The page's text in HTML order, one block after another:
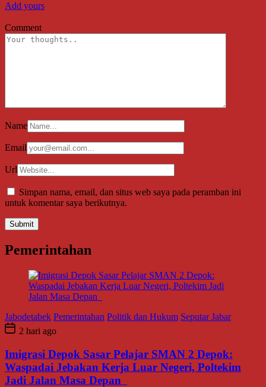
Add yours
Comment
Name
Email
Url
Simpan nama, email, dan situs web saya pada peramban ini
untuk komentar saya berikutnya.
Pemerintahan
Jabodetabek Pemerintahan Politik dan Hukum Seputar Jabar
2 hari ago
Imigrasi Depok Sasar Pelajar SMAN 2 Depok:
Waspadai Jebakan Kerja Luar Negeri, Poltekim
Jadi Jalan Masa Depan